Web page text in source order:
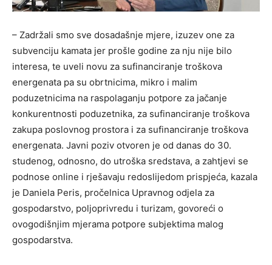
– Zadržali smo sve dosadašnje mjere, izuzev one za
subvenciju kamata jer prošle godine za nju nije bilo
interesa, te uveli novu za sufinanciranje troškova
energenata pa su obrtnicima, mikro i malim
poduzetnicima na raspolaganju potpore za jačanje
konkurentnosti poduzetnika, za sufinanciranje troškova
zakupa poslovnog prostora i za sufinanciranje troškova
energenata. Javni poziv otvoren je od danas do 30.
studenog, odnosno, do utroška sredstava, a zahtjevi se
podnose online i rješavaju redoslijedom prispjeća, kazala
je Daniela Peris, pročelnica Upravnog odjela za
gospodarstvo, poljoprivredu i turizam, govoreći o
ovogodišnjim mjerama potpore subjektima malog
gospodarstva.